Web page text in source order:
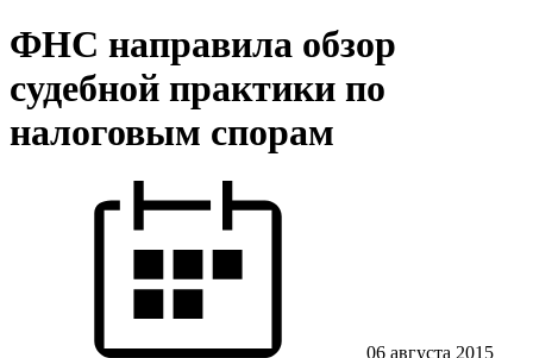
ФНС направила обзор
судебной практики по
налоговым спорам
06 августа 2015